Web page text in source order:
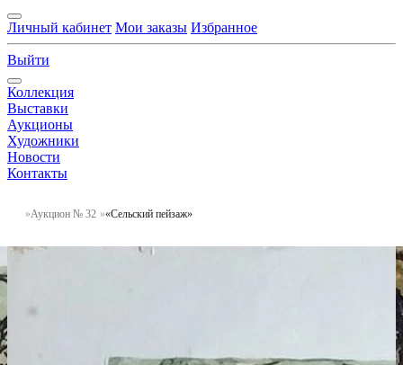
Личный кабинет Мои заказы Избранное
Выйти
Коллекция
Выставки
Аукционы
Художники
Новости
Контакты
Аукцион № 32 «Сельский пейзаж»